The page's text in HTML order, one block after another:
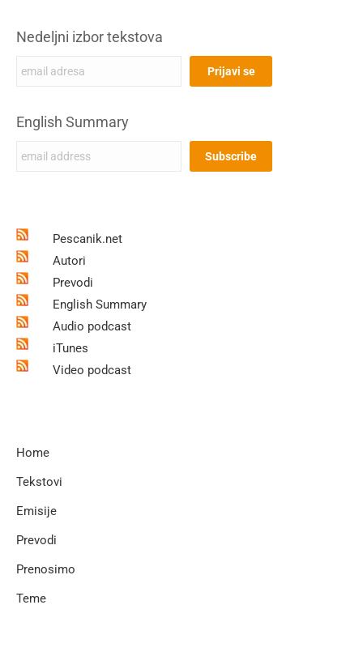
Nedeljni izbor tekstova
English Summary
Pescanik.net
Autori
Prevodi
English Summary
Audio podcast
iTunes
Video podcast
Home
Tekstovi
Emisije
Prevodi
Prenosimo
Teme